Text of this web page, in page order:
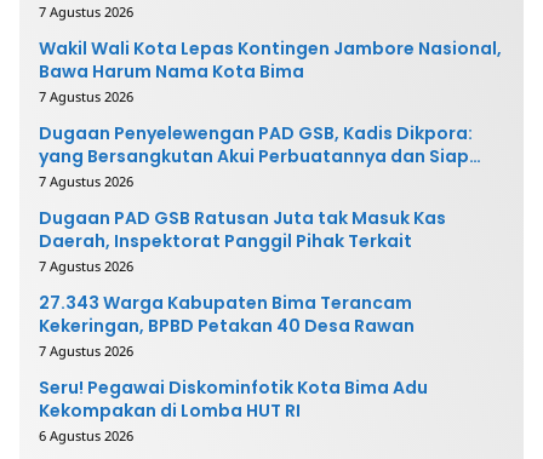
7 Agustus 2026
Wakil Wali Kota Lepas Kontingen Jambore Nasional,
Bawa Harum Nama Kota Bima
7 Agustus 2026
Dugaan Penyelewengan PAD GSB, Kadis Dikpora:
yang Bersangkutan Akui Perbuatannya dan Siap
Mengembalikan Uang
7 Agustus 2026
Dugaan PAD GSB Ratusan Juta tak Masuk Kas
Daerah, Inspektorat Panggil Pihak Terkait
7 Agustus 2026
27.343 Warga Kabupaten Bima Terancam
Kekeringan, BPBD Petakan 40 Desa Rawan
7 Agustus 2026
Seru! Pegawai Diskominfotik Kota Bima Adu
Kekompakan di Lomba HUT RI
6 Agustus 2026